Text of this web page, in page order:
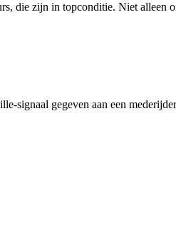
die zijn in topconditie. Niet alleen
signaal gegeven aan een